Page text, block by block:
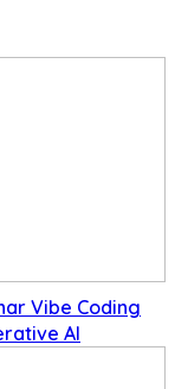
Vibe Coding
AI